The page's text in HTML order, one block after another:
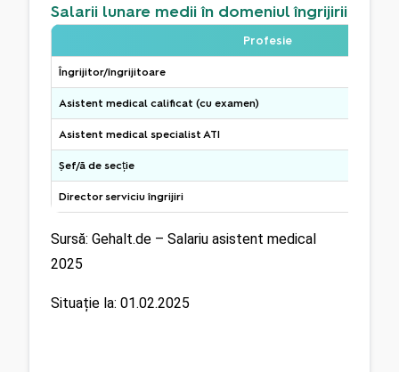
Salarii lunare medii în domeniul îngrijirii
Profesie
Îngrijitor/îngrijitoare
Asistent medical calificat (cu examen)
Asistent medical specialist ATI
Șef/ă de secție
Director serviciu îngrijiri
Sursă: Gehalt.de – Salariu asistent medical
2025
Situație la: 01.02.2025